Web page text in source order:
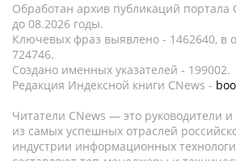
Обработан архив публикаций портала
до 08.2026 годы.
Ключевых фраз выявлено - 1462640, в
724746.
Создано именных указателей - 199002.
Редакция Индексной книги CNews -
Читатели CNews — это руководители
из самых успешных отраслей
индустрии информационных